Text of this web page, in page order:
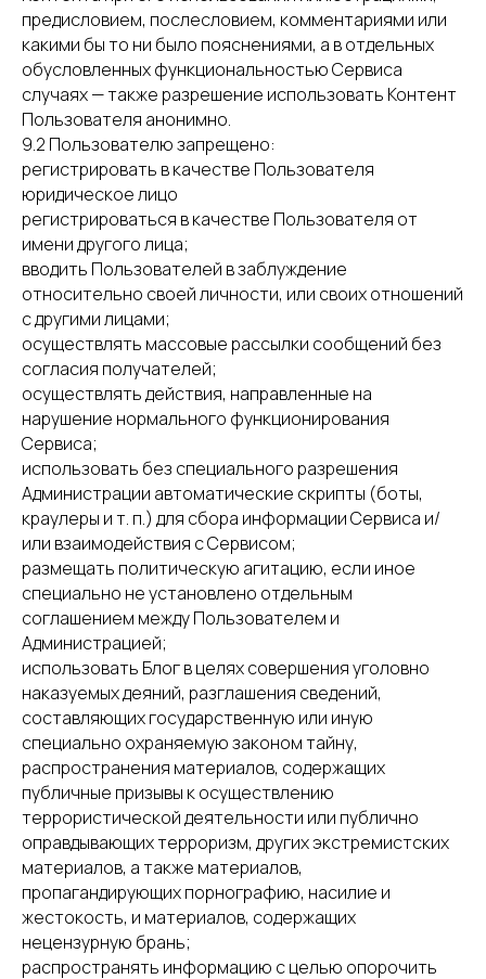
предисловием, послесловием, комментариями или
какими бы то ни было пояснениями, а в отдельных
обусловленных функциональностью Сервиса
случаях — также разрешение использовать Контент
Пользователя анонимно.
9.2 Пользователю запрещено:
регистрировать в качестве Пользователя
юридическое лицо
регистрироваться в качестве Пользователя от
имени другого лица;
вводить Пользователей в заблуждение
относительно своей личности, или своих отношений
с другими лицами;
осуществлять массовые рассылки сообщений без
согласия получателей;
осуществлять действия, направленные на
нарушение нормального функционирования
Сервиса;
использовать без специального разрешения
Администрации автоматические скрипты (боты,
краулеры и т. п.) для сбора информации Сервиса и/
или взаимодействия с Сервисом;
размещать политическую агитацию, если иное
специально не установлено отдельным
соглашением между Пользователем и
Администрацией;
использовать Блог в целях совершения уголовно
наказуемых деяний, разглашения сведений,
составляющих государственную или иную
специально охраняемую законом тайну,
распространения материалов, содержащих
публичные призывы к осуществлению
террористической деятельности или публично
оправдывающих терроризм, других экстремистских
материалов, а также материалов,
пропагандирующих порнографию, насилие и
жестокость, и материалов, содержащих
нецензурную брань;
распространять информацию с целью опорочить